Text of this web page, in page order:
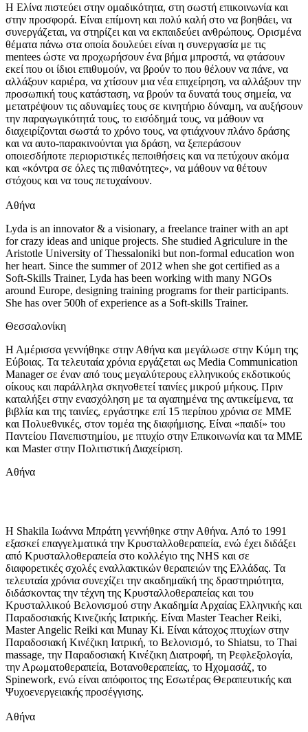
Η Ελίνα πιστεύει στην ομαδικότητα, στη σωστή επικοινωνία και
στην προσφορά. Είναι επίμονη και πολύ καλή στο να βοηθάει, να
συνεργάζεται, να στηρίζει και να εκπαιδεύει ανθρώπους. Ορισμένα
θέματα πάνω στα οποία δουλεύει είναι η συνεργασία με τις
mentees ώστε να προχωρήσουν ένα βήμα μπροστά, να φτάσουν
εκεί που οι ίδιοι επιθυμούν, να βρούν το που θέλουν να πάνε, να
αλλάξουν καριέρα, να χτίσουν μια νέα επιχείρηση, να αλλάξουν την
προσωπική τους κατάσταση, να βρούν τα δυνατά τους σημεία, να
μετατρέψουν τις αδυναμίες τους σε κινητήριο δύναμη, να αυξήσουν
την παραγωγικότητά τους, το εισόδημά τους, να μάθουν να
διαχειρίζονται σωστά το χρόνο τους, να φτιάχνουν πλάνο δράσης
και να αυτο-παρακινούνται για δράση, να ξεπεράσουν
οποιεσδήποτε περιοριστικές πεποιθήσεις και να πετύχουν ακόμα
και «κόντρα σε όλες τις πιθανότητες», να μάθουν να θέτουν
στόχους και να τους πετυχαίνουν.
Αθήνα
Lyda is an innovator & a visionary, a freelance trainer with an apt
for crazy ideas and unique projects. She studied Agriculure in the
Aristotle University of Thessaloniki but non-formal education won
her heart. Since the summer of 2012 when she got certified as a
Soft-Skills Trainer, Lyda has been working with many NGOs
around Europe, designing training programs for their participants.
She has over 500h of experience as a Soft-skills Trainer.
Θεσσαλονίκη
Η Αμέρισσα γεννήθηκε στην Αθήνα και μεγάλωσε στην Κύμη της
Εύβοιας. Τα τελευταία χρόνια εργάζεται ως Media Communication
Manager σε έναν από τους μεγαλύτερους ελληνικούς εκδοτικούς
οίκους και παράλληλα σκηνοθετεί ταινίες μικρού μήκους. Πριν
καταλήξει στην ενασχόληση με τα αγαπημένα της αντικείμενα, τα
βιβλία και της ταινίες, εργάστηκε επί 15 περίπου χρόνια σε ΜΜΕ
και Πολυεθνικές, στον τομέα της διαφήμισης. Είναι «παιδί» του
Παντείου Πανεπιστημίου, με πτυχίο στην Επικοινωνία και τα ΜΜΕ
και Μaster στην Πολιτιστική Διαχείριση.
Αθήνα
H Shakila Ιωάννα Μπράτη γεννήθηκε στην Αθήνα. Από το 1991
εξασκεί επαγγελματικά την Κρυσταλλοθεραπεία, ενώ έχει διδάξει
από Κρυσταλλοθεραπεία στο κολλέγιο της NHS και σε
διαφορετικές σχολές εναλλακτικών θεραπειών της Ελλάδας. Τα
τελευταία χρόνια συνεχίζει την ακαδημαϊκή της δραστηριότητα,
διδάσκοντας την τέχνη της Κρυσταλλοθεραπείας και του
Κρυσταλλικού Βελονισμού στην Ακαδημία Αρχαίας Ελληνικής και
Παραδοσιακής Κινεζικής Ιατρικής. Είναι Master Teacher Reiki,
Master Angelic Reiki και Munay Ki. Είναι κάτοχος πτυχίων στην
Παραδοσιακή Κινέζικη Ιατρική, το Βελονισμό, το Shiatsu, το Thai
massage, την Παραδοσιακή Κινέζικη Διατροφή, τη Ρεφλεξολογία,
την Αρωματοθεραπεία, Βοτανοθεραπείας, το Ηχομασάζ, το
Spinework, ενώ είναι απόφοιτος της Εσωτέρας Θεραπευτικής και
Ψυχοενεργειακής προσέγγισης.
Αθήνα